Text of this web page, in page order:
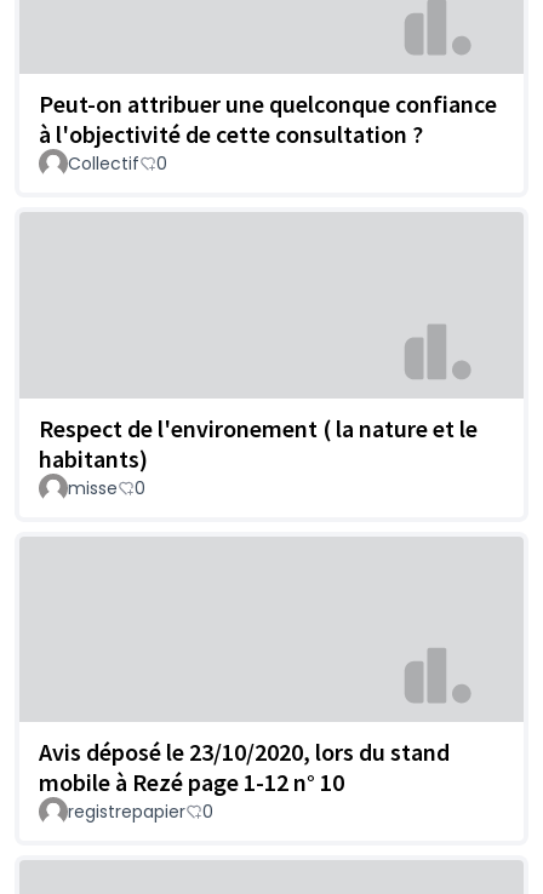
Peut-on attribuer une quelconque confiance
à l'objectivité de cette consultation ?
Collectif 0
Respect de l'environement ( la nature et le
habitants)
misse 0
Avis déposé le 23/10/2020, lors du stand
mobile à Rezé page 1-12 n° 10
registrepapier 0